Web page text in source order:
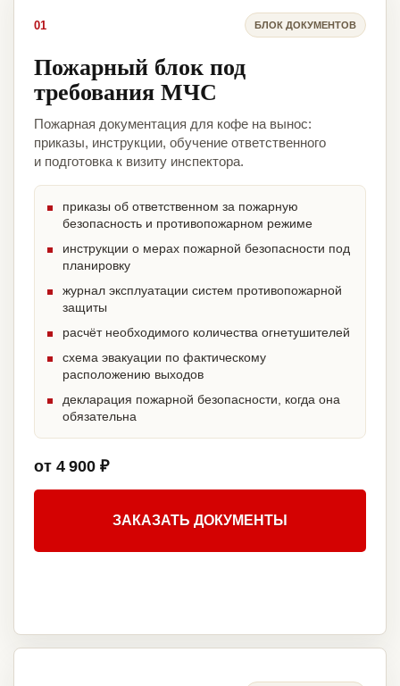
01 БЛОК ДОКУМЕНТОВ
Пожарный блок под
требования МЧС
Пожарная документация для кофе на вынос:
приказы, инструкции, обучение ответственного
и подготовка к визиту инспектора.
приказы об ответственном за пожарную
безопасность и противопожарном режиме
инструкции о мерах пожарной безопасности под
планировку
журнал эксплуатации систем противопожарной
защиты
расчёт необходимого количества огнетушителей
схема эвакуации по фактическому
расположению выходов
декларация пожарной безопасности, когда она
обязательна
от 4 900 ₽
ЗАКАЗАТЬ ДОКУМЕНТЫ